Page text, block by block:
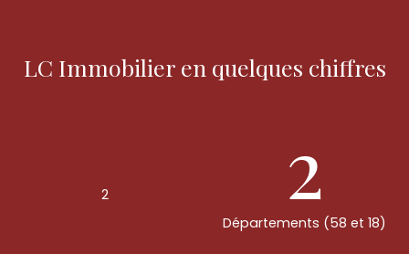
LC Immobilier en quelques chiffres
2 2
Départements (58 et 18)